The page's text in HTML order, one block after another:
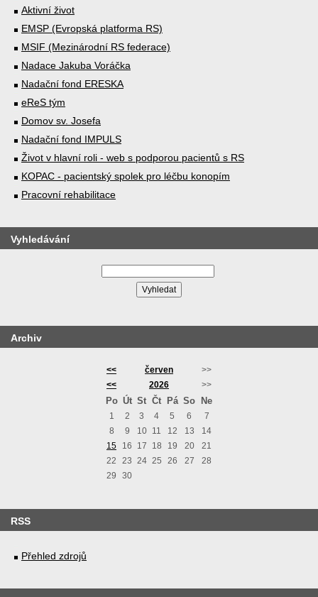
Aktivní život
EMSP (Evropská platforma RS)
MSIF (Mezinárodní RS federace)
Nadace Jakuba Voráčka
Nadační fond ERESKA
eReS tým
Domov sv. Josefa
Nadační fond IMPULS
Život v hlavní roli - web s podporou pacientů s RS
KOPAC - pacientský spolek pro léčbu konopím
Pracovní rehabilitace
Vyhledávání
Archiv
<< červen
>>
<<
2026 >>
Po Út St Čt Pá So Ne
1 2 3 4 5 6
7
8
9 10 11 12 13
14
15
16 17 18 19 20
21
22
23 24 25 26 27
28
29
30
RSS
Přehled zdrojů